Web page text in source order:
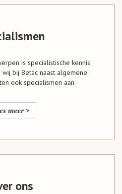
is specialistische kennis
bij Betac naast algemene
ook specialismen aan.
meer >
ons